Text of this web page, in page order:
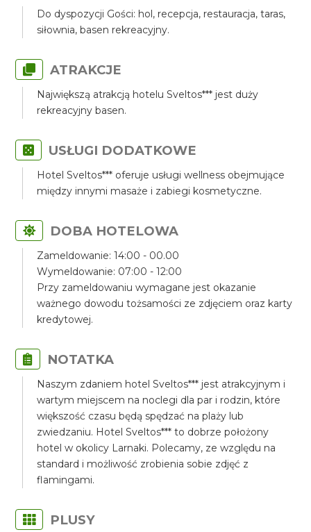
Do dyspozycji Gości: hol, recepcja, restauracja, taras,
siłownia, basen rekreacyjny.
ATRAKCJE
Największą atrakcją hotelu Sveltos*** jest duży
rekreacyjny basen.
USŁUGI DODATKOWE
Hotel Sveltos*** oferuje usługi wellness obejmujące
między innymi masaże i zabiegi kosmetyczne.
DOBA HOTELOWA
Zameldowanie: 14:00 - 00.00
Wymeldowanie: 07:00 - 12:00
Przy zameldowaniu wymagane jest okazanie
ważnego dowodu tożsamości ze zdjęciem oraz karty
kredytowej.
NOTATKA
Naszym zdaniem hotel Sveltos*** jest atrakcyjnym i
wartym miejscem na noclegi dla par i rodzin, które
większość czasu będą spędzać na plaży lub
zwiedzaniu. Hotel Sveltos*** to dobrze położony
hotel w okolicy Larnaki. Polecamy, ze względu na
standard i możliwość zrobienia sobie zdjęć z
flamingami.
PLUSY